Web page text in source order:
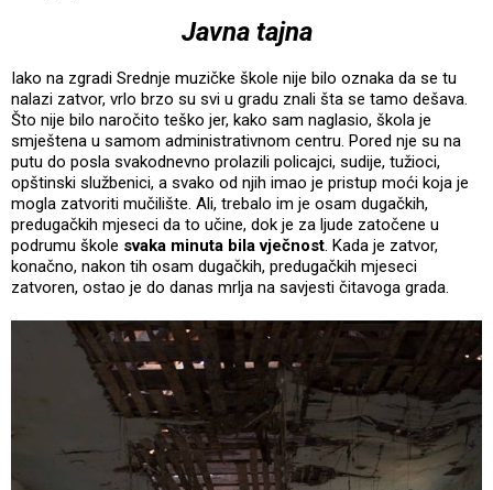
Javna tajna
Iako na zgradi Srednje muzičke škole nije bilo oznaka da se tu
nalazi zatvor, vrlo brzo su svi u gradu znali šta se tamo dešava.
Što nije bilo naročito teško jer, kako sam naglasio, škola je
smještena u samom administrativnom centru. Pored nje su na
putu do posla svakodnevno prolazili policajci, sudije, tužioci,
opštinski službenici, a svako od njih imao je pristup moći koja je
mogla zatvoriti mučilište. Ali, trebalo im je osam dugačkih,
predugačkih mjeseci da to učine, dok je za ljude zatočene u
podrumu škole svaka minuta bila vječnost. Kada je zatvor,
konačno, nakon tih osam dugačkih, predugačkih mjeseci
zatvoren, ostao je do danas mrlja na savjesti čitavoga grada.